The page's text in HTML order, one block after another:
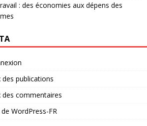
: des économies aux dépens des
des publications
des commentaires
WordPress-FR